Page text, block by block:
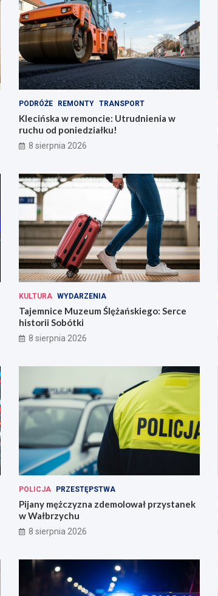
PODRÓŻE REMONTY TRANSPORT
Klecińska w remoncie: Utrudnienia w
ruchu od poniedziałku!
8 sierpnia 2026
KULTURA WYDARZENIA
Tajemnice Muzeum Ślężańskiego: Serce
historii Sobótki
8 sierpnia 2026
POLICJA PRZESTĘPSTWA
Pijany mężczyzna zdemolował przystanek
w Wałbrzychu
8 sierpnia 2026